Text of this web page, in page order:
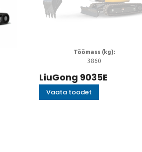
Töömass (kg):
3860
LiuGong 9035E
Vaata toodet